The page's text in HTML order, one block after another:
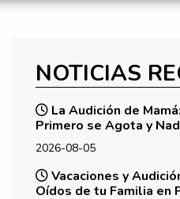
NOTICIAS
La Audición de
Primero se Agota y
2026-08-05
Vacaciones y
Oídos de tu Familia en